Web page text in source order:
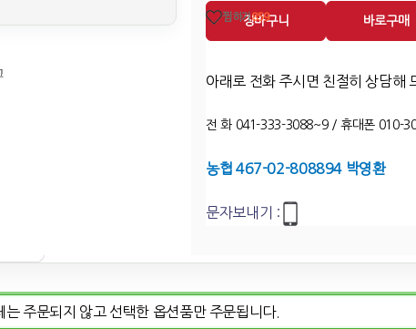
찜하기859
장바구니 바로구매
아래로 전화 주시면 친절히 상담해
전 화 041-333-3088~9 / 휴대폰 010-
농협 467-02-808894 박영환
문자보내기 :
주문되지 않고 선택한 옵션품만 주문됩니다.